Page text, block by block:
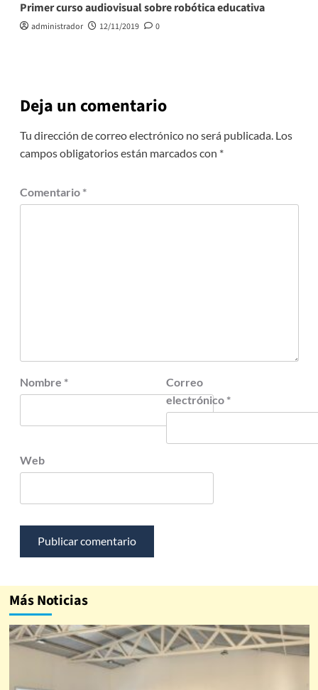
Primer curso audiovisual sobre robótica educativa
administrador 12/11/2019 0
Deja un comentario
Tu dirección de correo electrónico no será publicada. Los
campos obligatorios están marcados con *
Comentario *
Nombre *
Correo
electrónico *
Web
Más Noticias